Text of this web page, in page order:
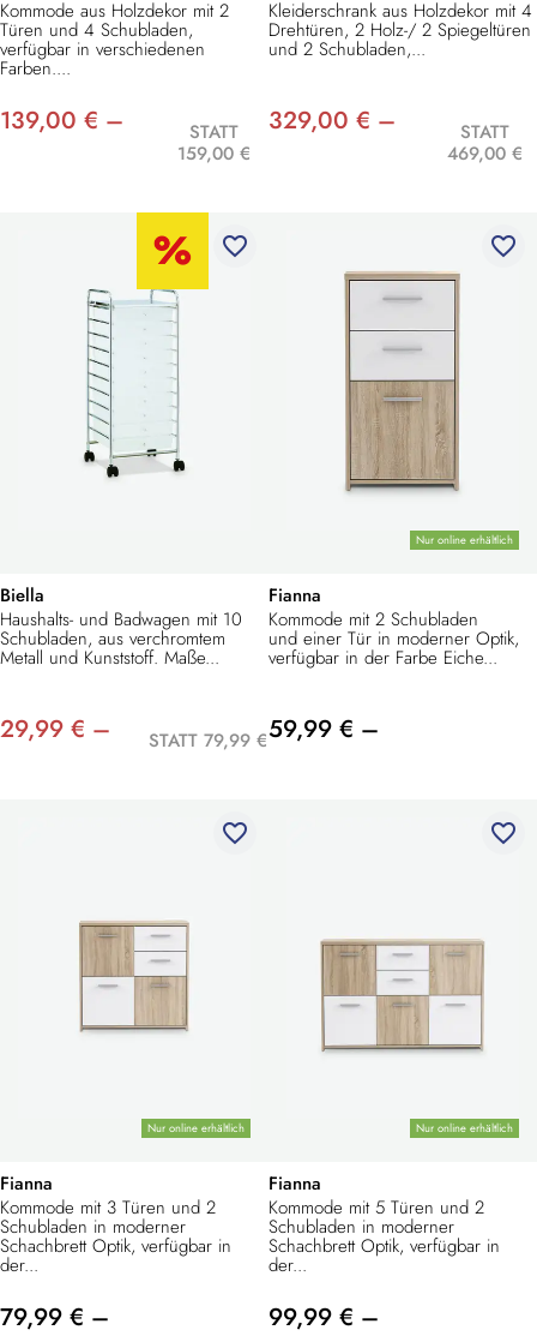
Kommode aus Holzdekor mit 2
Türen und 4 Schubladen,
verfügbar in verschiedenen
Farben....
139,00 € –
STATT
159,00 €
Kleiderschrank aus Holzdekor mit 4
Drehtüren, 2 Holz-/ 2 Spiegeltüren
und 2 Schubladen,...
329,00 € –
STATT
469,00 €
favorite_border
Biella
Haushalts- und Badwagen mit 10
Schubladen, aus verchromtem
Metall und Kunststoff. Maße...
29,99 € – STATT 79,99 €
Nur online erhältlich
favorite_border
Fianna
Kommode mit 2 Schubladen
und einer Tür in moderner Optik,
verfügbar in der Farbe Eiche...
59,99 € –
Nur online erhältlich
favorite_border
Fianna
Kommode mit 3 Türen und 2
Schubladen in moderner
Schachbrett Optik, verfügbar in
der...
79,99 € –
Nur online erhältlich
favorite_border
Fianna
Kommode mit 5 Türen und 2
Schubladen in moderner
Schachbrett Optik, verfügbar in
der...
99,99 € –